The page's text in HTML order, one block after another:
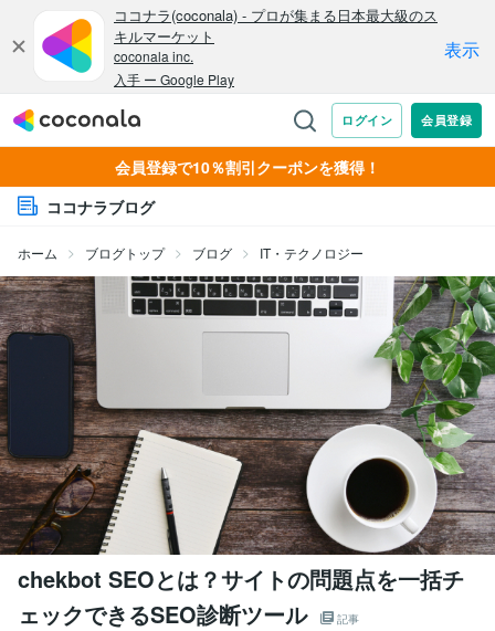
会員登録で10％割引クーポンを獲得！
ココナラブログ
ホーム ブログトップ ブログ IT・テクノロジー
chekbot SEOとは？サイトの問題点を一括チ
ェックできるSEO診断ツール
記事